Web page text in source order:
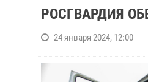
РОСГВАРДИЯ
24 января 2024, 12:00